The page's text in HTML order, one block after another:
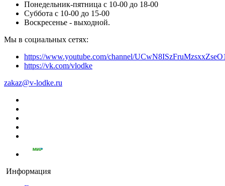
Понедельник-пятница с 10-00 до 18-00
Суббота с 10-00 до 15-00
Воскресенье - выходной.
Мы в социальных сетях:
https://www.youtube.com/channel/
https://vk.com/vlodke
zakaz@v-lodke.ru
Информация